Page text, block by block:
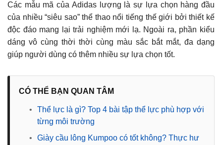
Các mẫu mã của Adidas lượng là sự lựa chọn hàng đầu
của nhiều “siêu sao” thể thao nổi tiếng thế giới bởi thiết kế
độc đáo mang lại trải nghiệm mới lạ. Ngoài ra, phần kiểu
dáng vô cùng thời thời cùng màu sắc bắt mắt, đa dạng
giúp người dùng có thêm nhiều sự lựa chọn tốt.
CÓ THỂ BẠN QUAN TÂM
•
Thể lực là gì? Top 4 bài tập thể lực phù hợp với
từng môi trường
•
Giày cầu lông Kumpoo có tốt không? Thực hư